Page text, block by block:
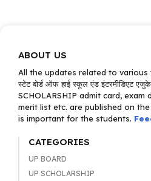
ABOUT US
All the updates related to various
स्टेट बोर्ड ऑफ हाई स्कूल एंड इंटरमीडिएट
SCHOLARSHIP admit card,
merit list etc. are published on
is important for the students.
CATEGORIES
UP BOARD
UP SCHOLARSHIP